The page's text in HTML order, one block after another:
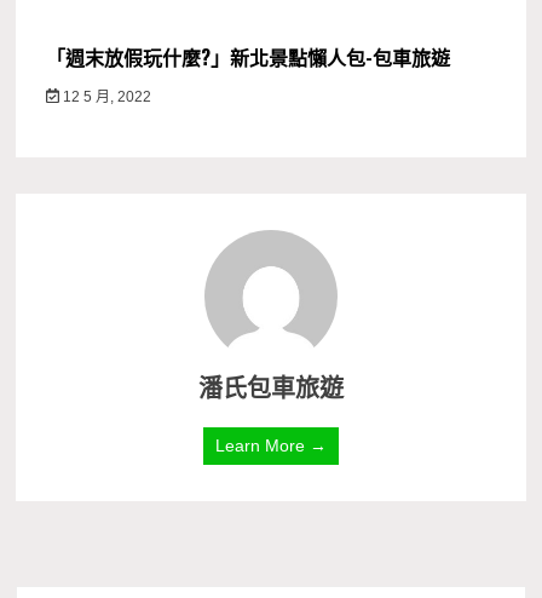
「週末放假玩什麼?」新北景點懶人包-包車旅遊
12 5 月, 2022
潘氏包車旅遊
Learn More →